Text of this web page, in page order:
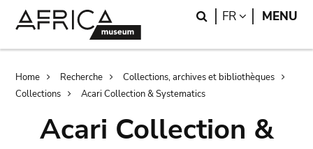
Search
FR LANGUAGE
MENU
Breadcrumb
Home Recherche
Collections, archives et bibliothèques
Collections
Acari Collection & Systematics
Acari Collection &